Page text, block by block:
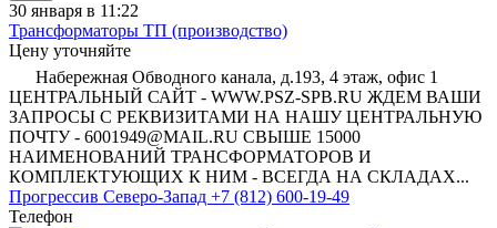
30 января в 11:22
Трансформаторы ТП (производство)
Цену уточняйте
Набережная Обводного канала, д.193, 4 этаж, офис 1
ЦЕНТРАЛЬНЫЙ САЙТ - WWW.PSZ-SPB.RU ЖДЕМ ВАШИ
ЗАПРОСЫ С РЕКВИЗИТАМИ НА НАШУ ЦЕНТРАЛЬНУЮ
ПОЧТУ - 6001949@MAIL.RU СВЫШЕ 15000
НАИМЕНОВАНИЙ ТРАНСФОРМАТОРОВ И
КОМПЛЕКТУЮЩИХ К НИМ - ВСЕГДА НА СКЛАДАХ...
Прогрессив Северо-Запад +7 (812) 600-19-49
Телефон